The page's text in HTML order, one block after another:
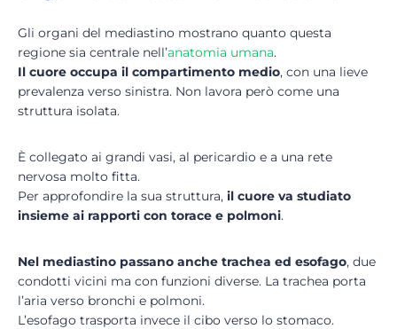
Gli organi del mediastino mostrano quanto questa
regione sia centrale nell’anatomia umana.
Il cuore occupa il compartimento medio, con una lieve
prevalenza verso sinistra. Non lavora però come una
struttura isolata.
È collegato ai grandi vasi, al pericardio e a una rete
nervosa molto fitta.
Per approfondire la sua struttura, il cuore va studiato
insieme ai rapporti con torace e polmoni.
Nel mediastino passano anche trachea ed esofago, due
condotti vicini ma con funzioni diverse. La trachea porta
l’aria verso bronchi e polmoni.
L’esofago trasporta invece il cibo verso lo stomaco.